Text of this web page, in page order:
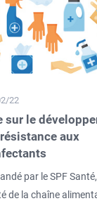
22
sur le
aux
par le SPF Santé,
de la chaîne